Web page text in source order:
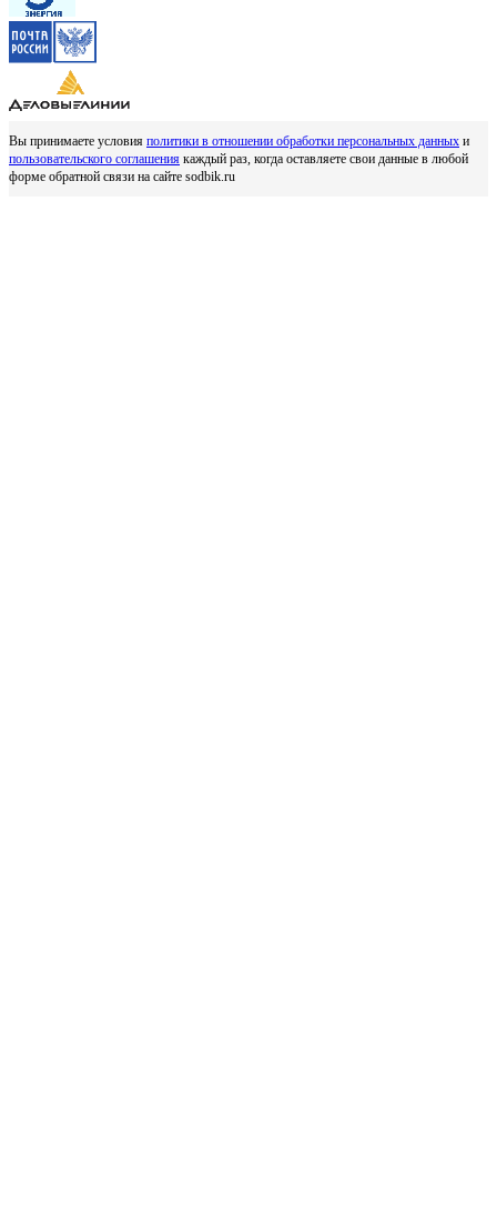
Вы принимаете условия политики в отношении обработки персональных данных и
пользовательского соглашения каждый раз, когда оставляете свои данные в любой
форме обратной связи на сайте sodbik.ru